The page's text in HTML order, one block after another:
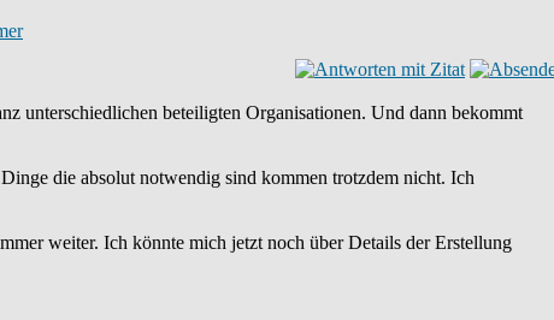
unterschiedlichen beteiligten Organisationen. Und dann bekommt
die absolut notwendig sind kommen trotzdem nicht. Ich
weiter. Ich könnte mich jetzt noch über Details der Erstellung